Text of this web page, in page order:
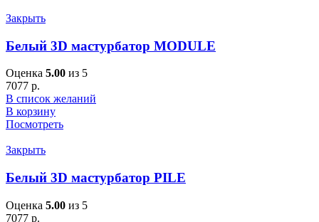
Закрыть
Белый 3D мастурбатор MODULE
Оценка 5.00 из 5
7077 р.
В список желаний
В корзину
Посмотреть
Закрыть
Белый 3D мастурбатор PILE
Оценка 5.00 из 5
7077 р.